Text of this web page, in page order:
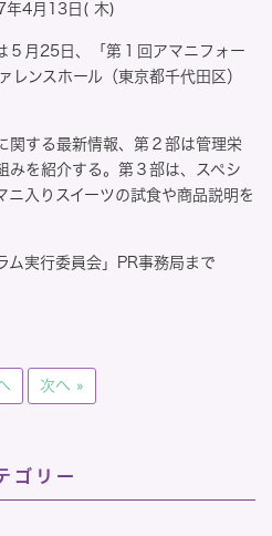
年4月13日( 木)
５月25日、「第１回アマニフォー
レンスホール（東京都千代田区）
関する最新情報、第２部は管理栄
みを紹介する。第３部は、スペシ
ニ入りスイーツの試食や商品説明を
ム実行委員会」PR事務局まで
次へ »
ゴリー